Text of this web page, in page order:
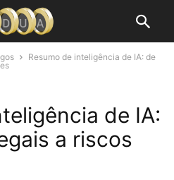
Resumo de inteligência de IA: de
de IA:
a riscos